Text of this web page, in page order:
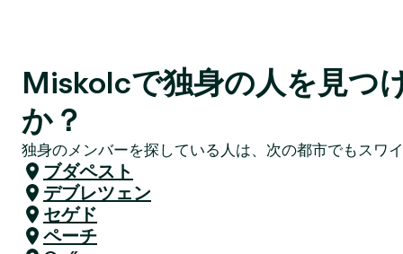
Miskolcで独身の人を見つ
か？
独身のメンバーを探している人は、次の都市でもスワ
ブダペスト
デブレツェン
セゲド
ペーチ